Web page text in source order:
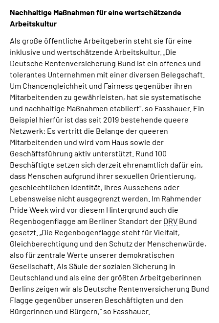
Nachhaltige Maßnahmen für eine wertschätzende
Arbeitskultur
Als große öffentliche Arbeitgeberin steht sie für eine
inklusive und wertschätzende Arbeitskultur. „Die
Deutsche Rentenversicherung Bund ist ein offenes und
tolerantes Unternehmen mit einer diversen Belegschaft.
Um Chancengleichheit und Fairness gegenüber ihren
Mitarbeitenden zu gewährleisten, hat sie systematische
und nachhaltige Maßnahmen etabliert“, so Fasshauer. Ein
Beispiel hierfür ist das seit 2019 bestehende queere
Netzwerk: Es vertritt die Belange der queeren
Mitarbeitenden und wird vom Haus sowie der
Geschäftsführung aktiv unterstützt. Rund 100
Beschäftigte setzen sich derzeit ehrenamtlich dafür ein,
dass Menschen aufgrund ihrer sexuellen Orientierung,
geschlechtlichen Identität, ihres Aussehens oder
Lebensweise nicht ausgegrenzt werden. Im Rahmender
Pride Week wird vor diesem Hintergrund auch die
Regenbogenflagge am Berliner Standort der DRV Bund
gesetzt. „Die Regenbogenflagge steht für Vielfalt,
Gleichberechtigung und den Schutz der Menschenwürde,
also für zentrale Werte unserer demokratischen
Gesellschaft. Als Säule der sozialen Sicherung in
Deutschland und als eine der größten Arbeitgeberinnen
Berlins zeigen wir als Deutsche Rentenversicherung Bund
Flagge gegenüber unseren Beschäftigten und den
Bürgerinnen und Bürgern,“ so Fasshauer.